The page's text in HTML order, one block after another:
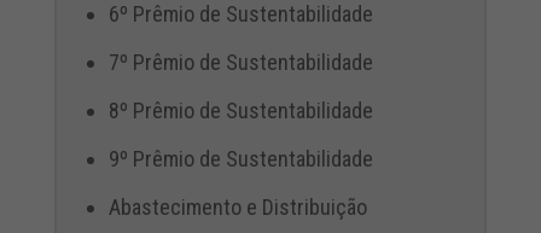
6º Prêmio de Sustentabilidade
7º Prêmio de Sustentabilidade
8º Prêmio de Sustentabilidade
9º Prêmio de Sustentabilidade
Abastecimento e Distribuição